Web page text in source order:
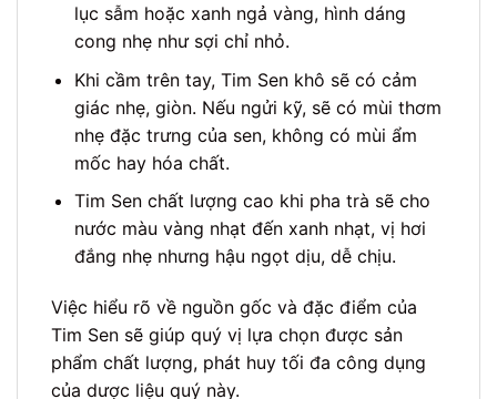
lục sẫm hoặc xanh ngả vàng, hình dáng
cong nhẹ như sợi chỉ nhỏ.
Khi cầm trên tay, Tim Sen khô sẽ có cảm
giác nhẹ, giòn. Nếu ngửi kỹ, sẽ có mùi thơm
nhẹ đặc trưng của sen, không có mùi ẩm
mốc hay hóa chất.
Tim Sen chất lượng cao khi pha trà sẽ cho
nước màu vàng nhạt đến xanh nhạt, vị hơi
đắng nhẹ nhưng hậu ngọt dịu, dễ chịu.
Việc hiểu rõ về nguồn gốc và đặc điểm của
Tim Sen sẽ giúp quý vị lựa chọn được sản
phẩm chất lượng, phát huy tối đa công dụng
của dược liệu quý này.